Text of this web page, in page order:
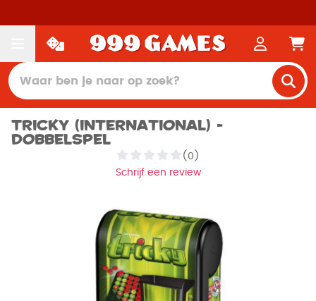
Tricky (international) -
Dobbelspel
(0)
Schrijf een review